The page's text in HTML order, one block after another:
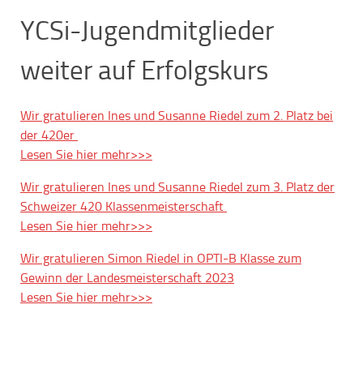
YCSi-Jugendmitglieder
weiter auf Erfolgskurs
Wir gratulieren Ines und Susanne Riedel zum 2. Platz bei
der 420er
Lesen Sie hier mehr>>>
Wir gratulieren Ines und Susanne Riedel zum 3. Platz der
Schweizer 420 Klassenmeisterschaft
Lesen Sie hier mehr>>>
Wir gratulieren Simon Riedel in OPTI-B Klasse zum
Gewinn der Landesmeisterschaft 2023
Lesen Sie hier mehr>>>